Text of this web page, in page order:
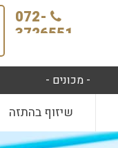
072-
3726551
- מכונים -
שיזוף בהתזה